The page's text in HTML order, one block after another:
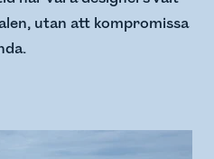
utan att kompromissa